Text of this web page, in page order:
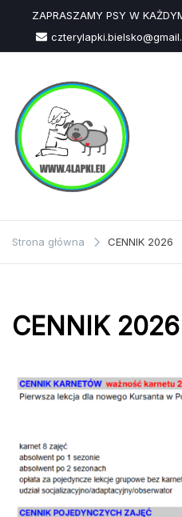
Przejdź
treści
ZAPRASZAMY PSY W
Strona główna CENNIK 2026
CENNIK 2026